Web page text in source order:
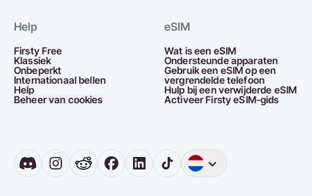
Help
Firsty Free
Klassiek
Onbeperkt
Internationaal bellen
Help
Beheer van cookies
eSIM
Wat is een eSIM
Ondersteunde apparaten
Gebruik een eSIM op een
vergrendelde telefoon
Hulp bij een verwijderde eSIM
Activeer Firsty eSIM-gids